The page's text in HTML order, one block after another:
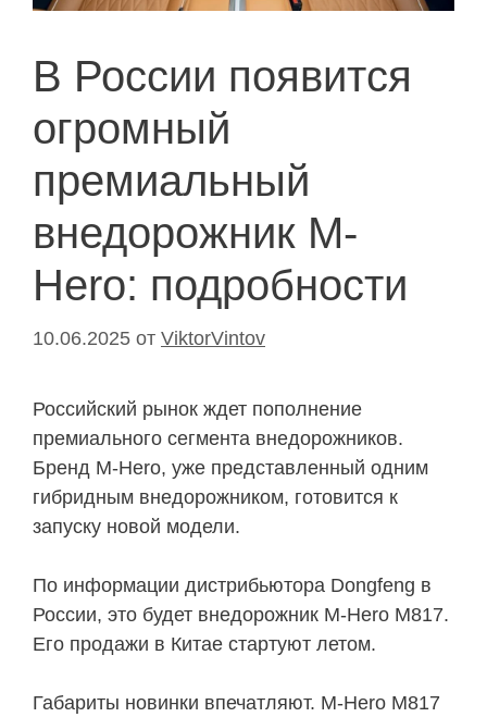
В России появится
огромный
премиальный
внедорожник M-
Hero: подробности
10.06.2025 от ViktorVintov
Российский рынок ждет пополнение
премиального сегмента внедорожников.
Бренд M-Hero, уже представленный одним
гибридным внедорожником, готовится к
запуску новой модели.
По информации дистрибьютора Dongfeng в
России, это будет внедорожник M-Hero M817.
Его продажи в Китае стартуют летом.
Габариты новинки впечатляют. M-Hero M817